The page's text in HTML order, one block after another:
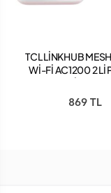
TCL LİNKHUB
Wİ-Fİ AC1200 2 Lİ
869 TL